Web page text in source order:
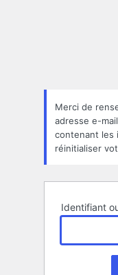
oublié
Merci de
adresse e-
contenant les
réinitialiser
Identifiant